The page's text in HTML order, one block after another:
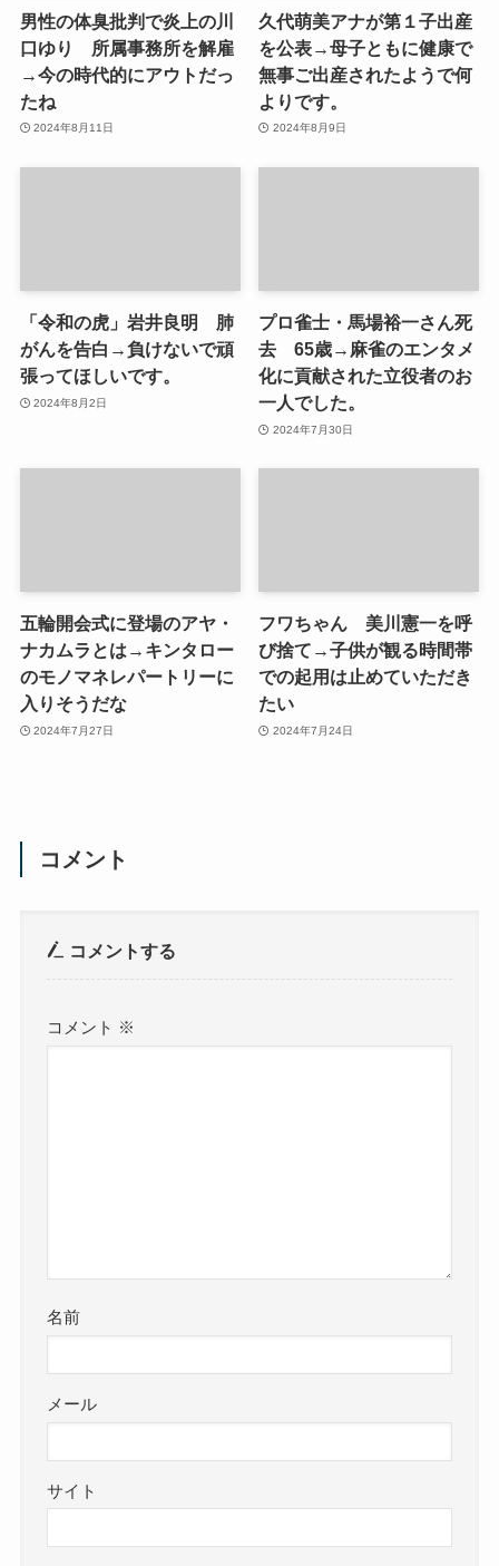
男性の体臭批判で炎上の川
口ゆり 所属事務所を解雇
→今の時代的にアウトだっ
たね
2024年8月11日
久代萌美アナが第１子出産
を公表→母子ともに健康で
無事ご出産されたようで何
よりです。
2024年8月9日
「令和の虎」岩井良明 肺
がんを告白→負けないで頑
張ってほしいです。
2024年8月2日
プロ雀士・馬場裕一さん死
去 65歳→麻雀のエンタメ
化に貢献された立役者のお
一人でした。
2024年7月30日
五輪開会式に登場のアヤ・
ナカムラとは→キンタロー
のモノマネレパートリーに
入りそうだな
2024年7月27日
フワちゃん 美川憲一を呼
び捨て→子供が観る時間帯
での起用は止めていただき
たい
2024年7月24日
コメント
コメントする
コメント ※
名前
メール
サイト